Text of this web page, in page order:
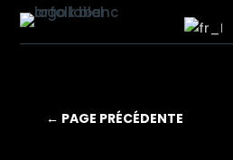
← PAGE PRÉCÉDENTE